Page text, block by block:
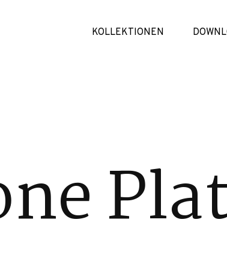
KOLLEKTIONEN